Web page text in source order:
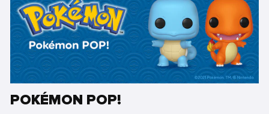
POKÉMON POP!